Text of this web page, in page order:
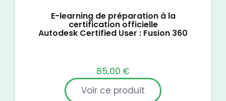
E-learning de préparation à la
certification officielle
Autodesk Certified User : Fusion 360
85,00 €
Voir ce produit